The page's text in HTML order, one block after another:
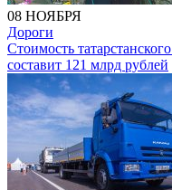
08 НОЯБРЯ
Дороги
Стоимость
составит 121 млрд рублей